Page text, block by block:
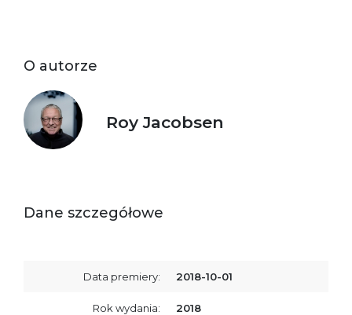
O autorze
Roy Jacobsen
Dane szczegółowe
Data premiery: 2018-10-01
Rok wydania: 2018